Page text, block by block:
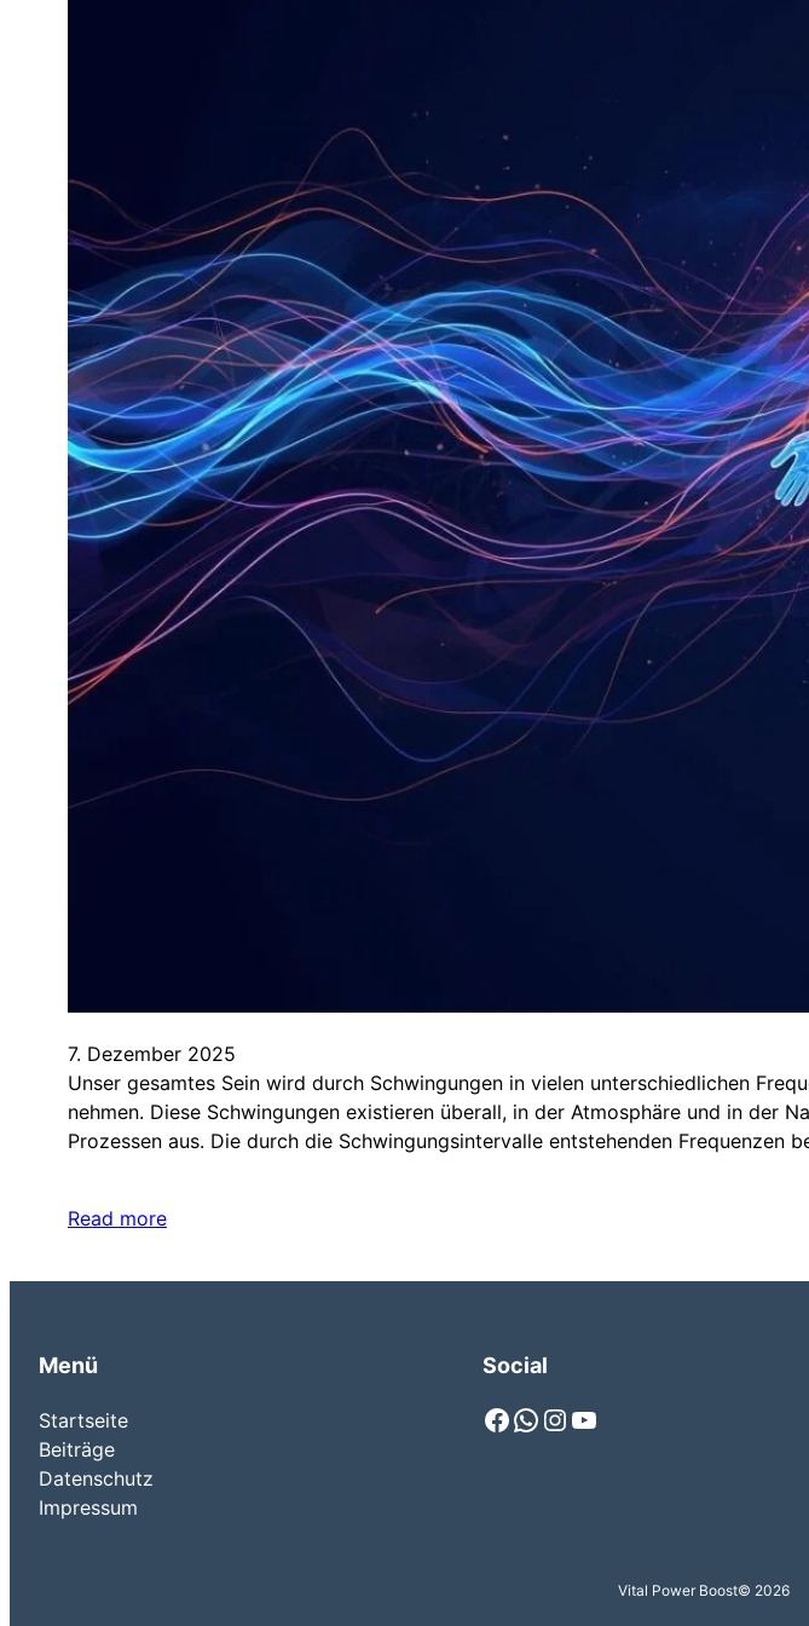
7. Dezember 2025
Unser gesamtes Sein wird durch Schwingungen in vielen unterschiedlichen
nehmen. Diese Schwingungen existieren überall, in der Atmosphäre und in der
Prozessen aus. Die durch die Schwingungsintervalle entstehenden Frequenzen
Read more
Menü
Startseite
Beiträge
Datenschutz
Impressum
Social
Facebook WhatsApp Instagram YouTube
Vital Power Boost© 2026